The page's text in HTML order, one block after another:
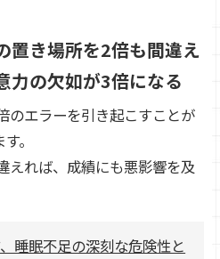
置き場所を2倍も間違え
力の欠如が3倍になる
のエラーを引き起こすことが
。
えれば、成績にも悪影響を及
睡眠不足の深刻な危険性と